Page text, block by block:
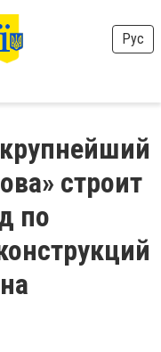
Рус
строит
по